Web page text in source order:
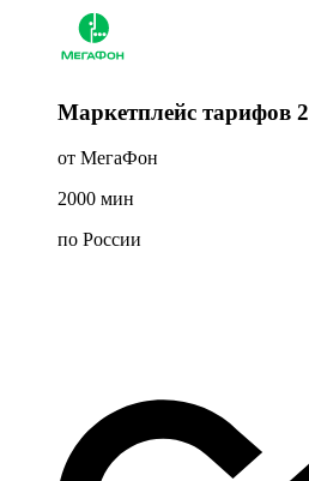
Маркетплейс тарифов 2
от МегаФон
2000 мин
по России